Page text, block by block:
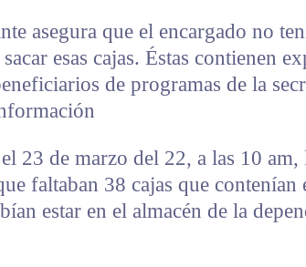
asegura que el encargado no
esas cajas. Éstas contienen
de programas de la
23 de marzo del 22, a las 10
faltaban 38 cajas que contenían
estar en el almacén de la